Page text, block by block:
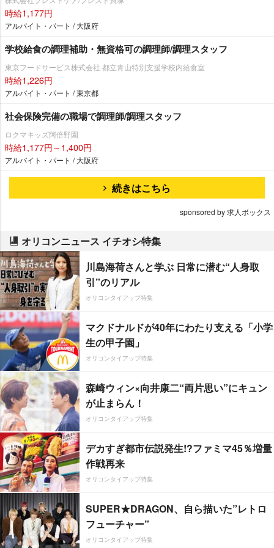
時給1,177円
アルバイト・パート / 大阪府
学校給食の調理補助・無資格可の調理師/調理スタッフ
東京フードサービス株式会社 都立青山特別支援学校内給食室
時給1,226円
アルバイト・パート / 東京都
社会保険完備の職場で調理師/調理スタッフ
ロクマキッズ阿倍野園
時給1,177円～1,400円
アルバイト・パート / 大阪府
続きはこちら
sponsored by 求人ボックス
オリコンニュース イチオシ特集
川島海荷さんと学ぶ 日常に潜む“人身取
引”のリアル
オリコンタイアップ特集
マクドナルドが40年にわたり支える「小学
生の甲子園」
オリコンタイアップ特集
森崎ウィン×向井康二“両片思い”にキュン
が止まらん！
オリコンタイアップ特集
デカすぎ都市伝説発生!?ファミマ45％増量
作戦再来
オリコンタイアップ特集
SUPER★DRAGON、自ら描いた”レトロ
フューチャー”
オリコンタイアップ特集